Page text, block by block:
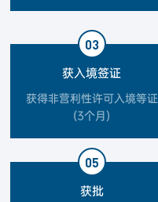
03
获入境签证
获得非营利性许可入境等证
(3个月)
05
获批